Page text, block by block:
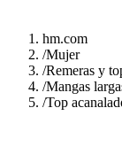
hm.com
/Mujer
/Remeras y
/Mangas
/Top